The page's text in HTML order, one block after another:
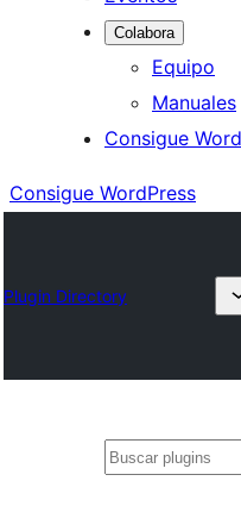
Colabora
Equipo
Manuales
Consigue
Consigue WordPress
Plugin Directory
Buscar